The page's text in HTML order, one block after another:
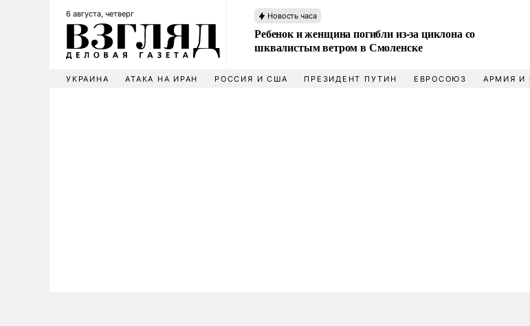
6 августа, четверг Новость часа
Ребенок и женщина погибли из-за циклона со
шквалистым ветром в Смоленске
УКРАИНА АТАКА НА ИРАН РОССИЯ И США ПРЕЗИДЕНТ ПУТИН ЕВРОСОЮЗ АРМИЯ И